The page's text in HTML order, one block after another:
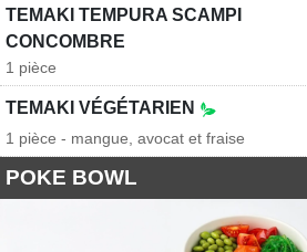
TEMAKI TEMPURA SCAMPI
CONCOMBRE
1 pièce
TEMAKI VÉGÉTARIEN
1 pièce - mangue, avocat et fraise
POKE BOWL